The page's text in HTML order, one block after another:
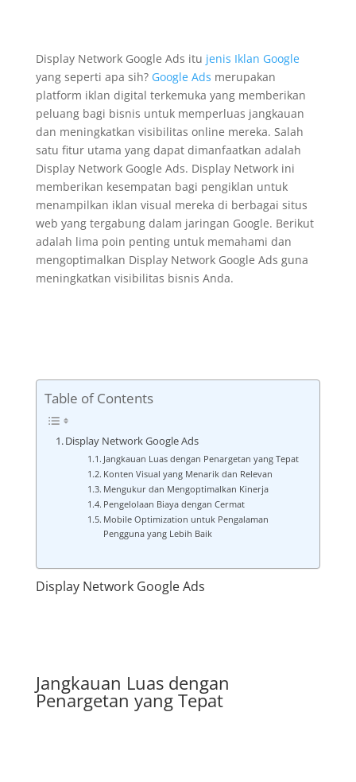
Display Network Google Ads itu jenis Iklan Google
yang seperti apa sih? Google Ads merupakan
platform iklan digital terkemuka yang memberikan
peluang bagi bisnis untuk memperluas jangkauan
dan meningkatkan visibilitas online mereka. Salah
satu fitur utama yang dapat dimanfaatkan adalah
Display Network Google Ads. Display Network ini
memberikan kesempatan bagi pengiklan untuk
menampilkan iklan visual mereka di berbagai situs
web yang tergabung dalam jaringan Google. Berikut
adalah lima poin penting untuk memahami dan
mengoptimalkan Display Network Google Ads guna
meningkatkan visibilitas bisnis Anda.
Table of Contents
Display Network Google Ads
Jangkauan Luas dengan Penargetan yang Tepat
Konten Visual yang Menarik dan Relevan
Mengukur dan Mengoptimalkan Kinerja
Pengelolaan Biaya dengan Cermat
Mobile Optimization untuk Pengalaman
Pengguna yang Lebih Baik
Display Network Google Ads
Jangkauan Luas dengan
Penargetan yang Tepat